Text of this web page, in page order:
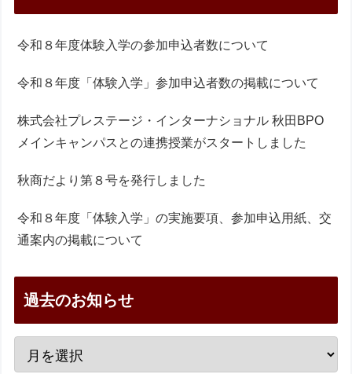
令和８年度体験入学の参加申込者数について
令和８年度「体験入学」参加申込者数の掲載について
株式会社プレステージ・インターナショナル 秋田BPO
メインキャンパスとの連携授業がスタートしました
秋商だより第８号を発行しました
令和８年度「体験入学」の実施要項、参加申込用紙、交
通案内の掲載について
過去のお知らせ